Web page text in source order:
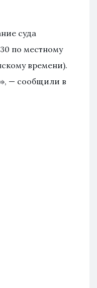
суда
по местному
времени).
— сообщили в